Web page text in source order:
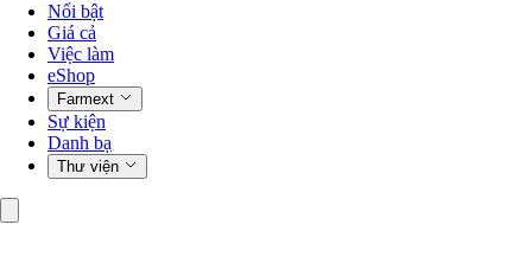
Nổi bật
Giá cả
Việc làm
eShop
Farmext
Sự kiện
Danh bạ
Thư viện